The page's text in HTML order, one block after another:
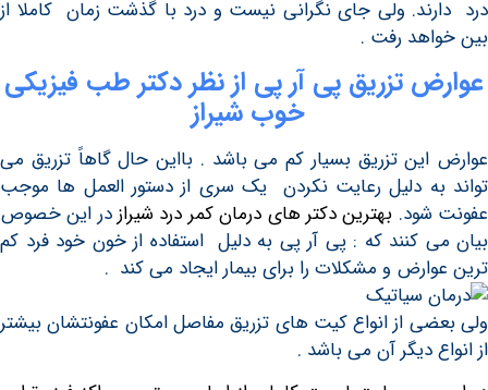
ولی جای نگرانی نیست و درد با گذشت زمان کاملا از
رفت .
تزریق پی آر پی از نظر دکتر طب فیزیکی
خوب شیراز
تزریق بسیار کم می باشد . بااین حال گاهاً تزریق می
دلیل رعایت نکردن یک سری از دستور العمل ها موجب
بهترین دکتر های درمان کمر درد شیرازدر این خصوص
کنند که : پی آر پی به دلیل استفاده از خون خود فرد کم
و مشکلات را برای بیمار ایجاد می کند .
از انواع کیت های تزریق مفاصل امکان عفونتشان بیشتر
دیگر آن می باشد .